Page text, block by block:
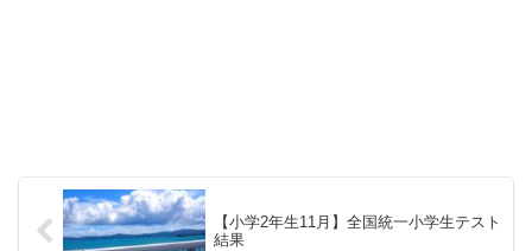
【小学2年生11月】全国統一小学生テスト
結果